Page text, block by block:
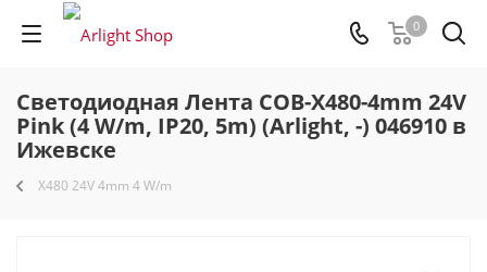
0
Светодиодная Лента COB-X480-4mm 24V
Pink (4 W/m, IP20, 5m) (Arlight, -) 046910 в
Ижевске
X480 24V 4mm 4 W/m